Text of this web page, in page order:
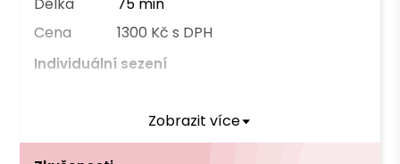
Délka
75 min
Cena
1300 Kč s DPH
Individuální sezení
50 minZobrazit více